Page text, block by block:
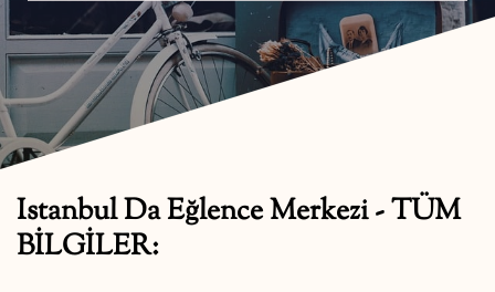
Istanbul Da Eğlence Merkezi - TÜM
BİLGİLER: